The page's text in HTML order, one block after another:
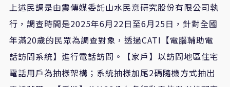
上述民調是由震傳媒委託山水民意研究股份有限公司執
行，調查時間是2025年6月22日至6月25日，針對全國
年滿20歲的民眾為調查對象，透過CATI【電腦輔助電
話訪問系統】進行電話訪問。【家戶】以訪問地區住宅
電話用戶為抽樣架構；系統抽樣加尾2碼隨機方式抽出